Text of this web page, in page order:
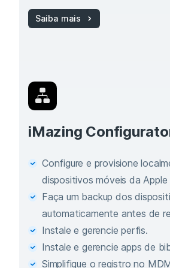
Saiba mais
iMazing
Configure e provisione
dispositivos móveis da
Faça um backup dos
automaticamente antes de
Instale e gerencie perfis.
Instale e gerencie apps de
Simplifique o registro no